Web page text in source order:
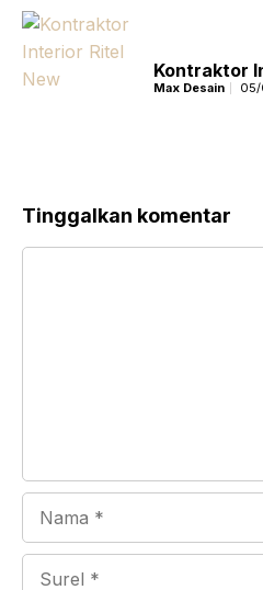
Kontraktor
Max Desain
Tinggalkan komentar